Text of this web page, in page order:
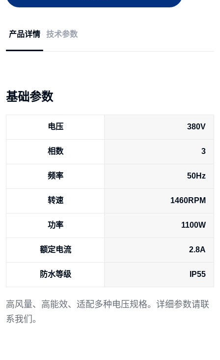
产品详情 技术参数
基础参数
电压 380V
相数 3
频率 50Hz
转速 1460RPM
功率 1100W
额定电流 2.8A
防水等级 IP55
高风量、高能效、适配多种电压规格。详细参数请联
系我们。